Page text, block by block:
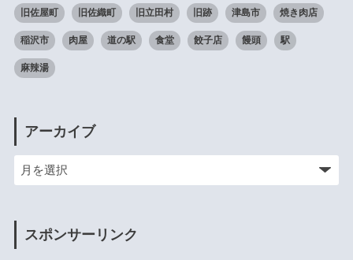
旧佐屋町 旧佐織町 旧立田村 旧跡 津島市 焼き肉店
稲沢市 肉屋 道の駅 食堂 餃子店 饅頭 駅
麻辣湯
アーカイブ
スポンサーリンク